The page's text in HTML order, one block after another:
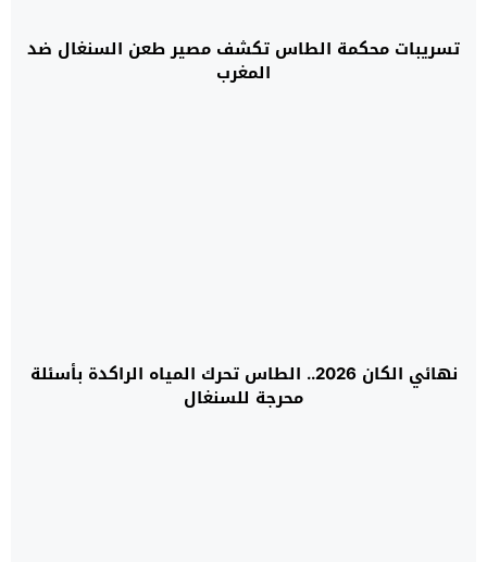
تسريبات محكمة الطاس تكشف مصير طعن السنغال ضد
المغرب
نهائي الكان 2026.. الطاس تحرك المياه الراكدة بأسئلة
محرجة للسنغال